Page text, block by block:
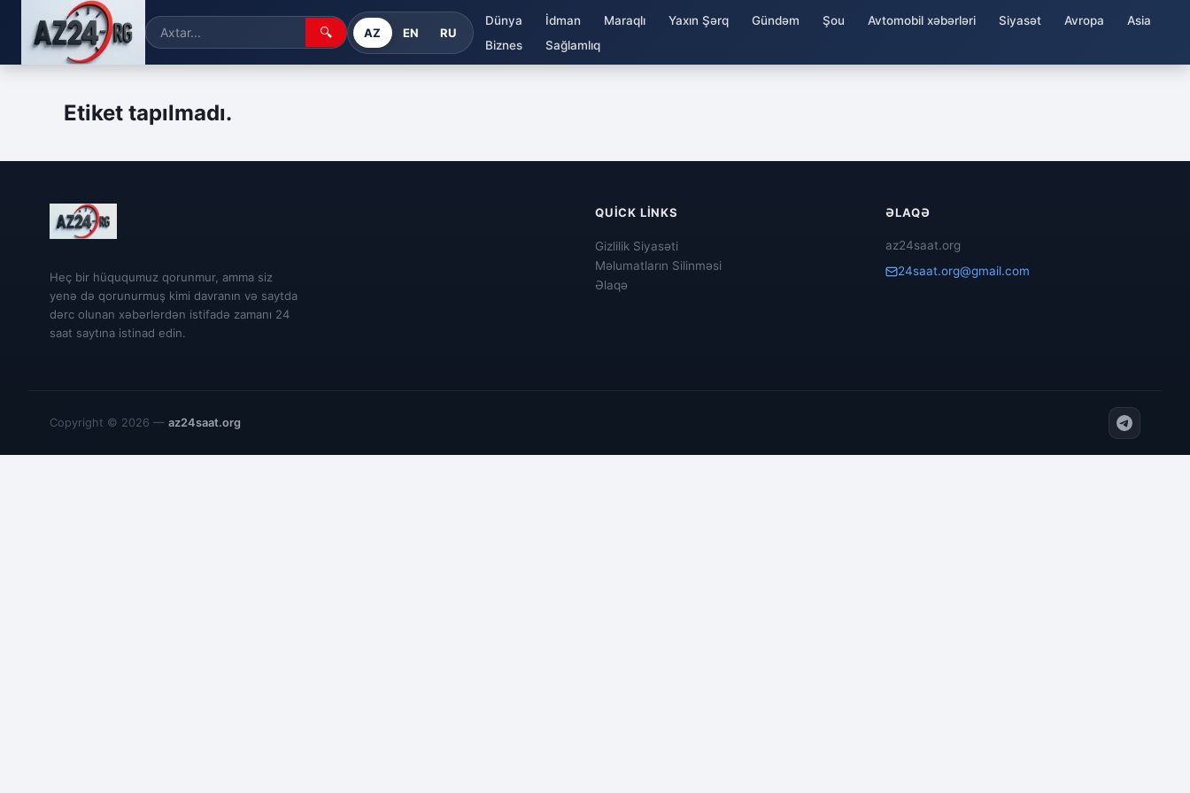
🔍 AZ EN RU
Dünya İdman Maraqlı Yaxın Şərq Gündəm Şou Avtomobil xəbərləri Siyasət Avropa
Asia
Biznes
Sağlamlıq
Etiket tapılmadı.
Heç bir hüququmuz qorunmur, amma siz
yenə də qorunurmuş kimi davranın və saytda
dərc olunan xəbərlərdən istifadə zamanı 24
saat saytına istinad edin.
QUICK LINKS
Gizlilik Siyasəti
Məlumatların Silinməsi
Əlaqə
ƏLAQƏ
az24saat.org
24saat.org@gmail.com
Copyright © 2026 — az24saat.org